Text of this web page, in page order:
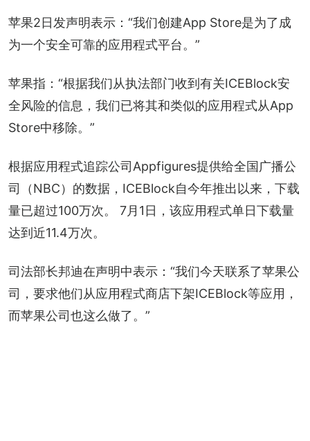
苹果2日发声明表示：“我们创建App Store是为了成
为一个安全可靠的应用程式平台。”
苹果指：“根据我们从执法部门收到有关ICEBlock安
全风险的信息，我们已将其和类似的应用程式从App
Store中移除。”
根据应用程式追踪公司Appfigures提供给全国广播公
司（NBC）的数据，ICEBlock自今年推出以来，下载
量已超过100万次。 7月1日，该应用程式单日下载量
达到近11.4万次。
司法部长邦迪在声明中表示：“我们今天联系了苹果公
司，要求他们从应用程式商店下架ICEBlock等应用，
而苹果公司也这么做了。”